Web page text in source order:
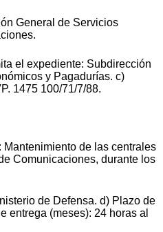
General de Servicios
el expediente: Subdirección
y Pagadurías. c)
1475 100/71/7/88.
de las centrales
Comunicaciones, durante los
de Defensa. d) Plazo de
entrega (meses): 24 horas al